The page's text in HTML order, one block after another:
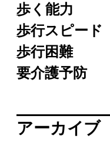
歩く能力
歩行スピード
歩行困難
要介護予防
アーカイブ